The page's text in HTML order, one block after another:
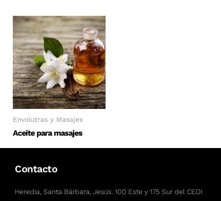
Envolutras y Masajes
Aceite para masajes
Contacto
Heredia, Santa Bárbara, Jesús. 100 Este y 175 Sur del CEDI